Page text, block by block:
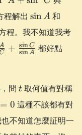
C
程解出\sin
sin A 和
程。我不知道我考
+ sin A
sin C 都好點
問 t
t 取何值有對稱
= 0 這種不該都有對
不知道怎麼証明一